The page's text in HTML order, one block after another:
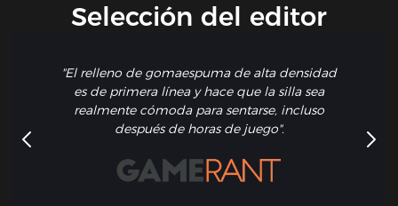
Selección del editor
"El relleno de gomaespuma de alta densidad
es de primera línea y hace que la silla sea
realmente cómoda para sentarse, incluso
después de horas de juego".